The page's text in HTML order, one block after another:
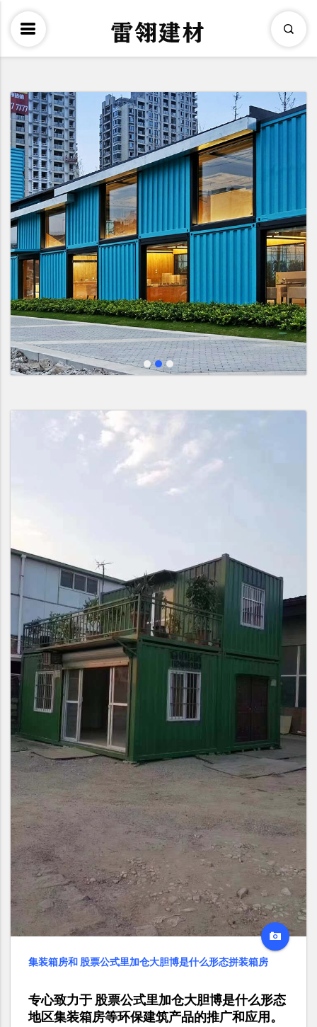
×
集装箱房和 股票公式里加仓大胆博是什么形态拼装箱房
专心致力于 股票公式里加仓大胆博是什么形态
地区集装箱房等环保建筑产品的推广和应用。